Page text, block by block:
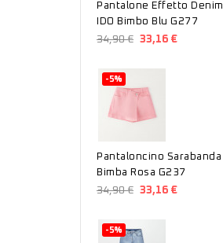
Pantalone Effetto Denim
IDO Bimbo Blu G277
34,90 € 33,16 €
Pantaloncino Sarabanda
Bimba Rosa G237
34,90 €
-5%
33,16 €
-5%